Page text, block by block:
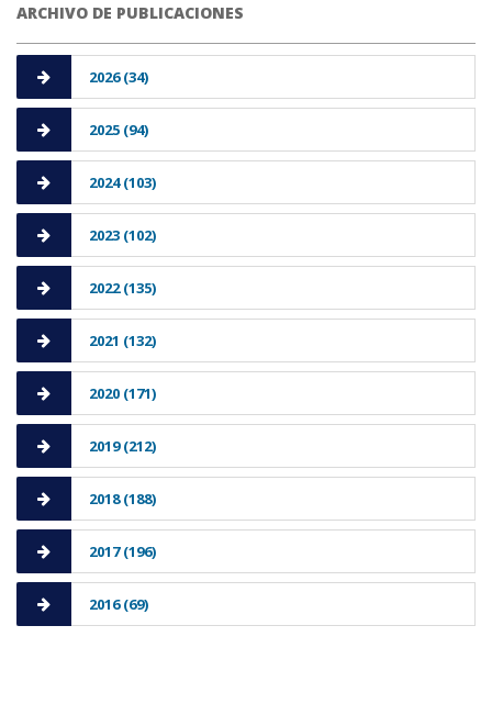
ARCHIVO DE PUBLICACIONES
2026 (34)
2025 (94)
2024 (103)
2023 (102)
2022 (135)
2021 (132)
2020 (171)
2019 (212)
2018 (188)
2017 (196)
2016 (69)